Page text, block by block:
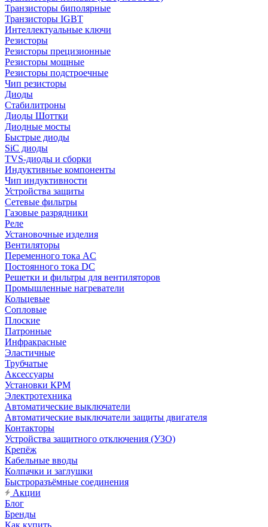
Транзисторы биполярные
Транзисторы IGBT
Интеллектуальные ключи
Резисторы
Резисторы прецизионные
Резисторы мощные
Резисторы подстроечные
Чип резисторы
Диоды
Стабилитроны
Диоды Шоттки
Диодные мосты
Быстрые диоды
SiC диоды
TVS-диоды и сборки
Индуктивные компоненты
Чип индуктивности
Устройства защиты
Сетевые фильтры
Газовые разрядники
Реле
Установочные изделия
Вентиляторы
Переменного тока AC
Постоянного тока DC
Решетки и фильтры для вентиляторов
Промышленные нагреватели
Кольцевые
Сопловые
Плоские
Патронные
Инфракрасные
Эластичные
Трубчатые
Аксессуары
Установки КРМ
Электротехника
Автоматические выключатели
Автоматические выключатели защиты двигателя
Контакторы
Устройства защитного отключения (УЗО)
Крепёж
Кабельные вводы
Колпачки и заглушки
Быстроразъёмные соединения
Акции
Блог
Бренды
Как купить